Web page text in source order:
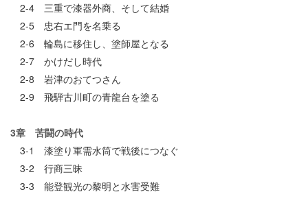
2-4 三重で漆器外商、そして結婚
2-5 忠右エ門を名乗る
2-6 輪島に移住し、塗師屋となる
2-7 かけだし時代
2-8 岩津のおてつさん
2-9 飛騨古川町の青龍台を塗る
3章 苦闘の時代
3-1 漆塗り軍需水筒で戦後につなぐ
3-2 行商三昧
3-3 能登観光の黎明と水害受難